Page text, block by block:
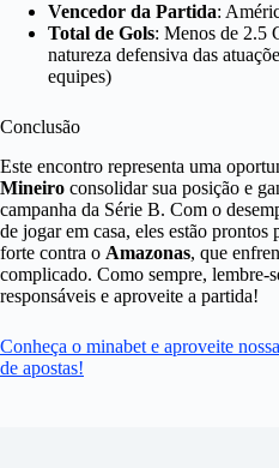
Vencedor da Partida:
Total de Gols: Menos de 2.5
natureza defensiva das
equipes)
Conclusão
Este encontro representa uma
Mineiro consolidar sua posição e
campanha da Série B. Com o
de jogar em casa, eles estão prontos
forte contra o Amazonas, que
complicado. Como sempre, lembre-
responsáveis e aproveite a partida!
Conheça o minabet e aproveite
de apostas!